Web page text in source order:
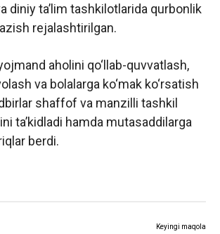
diniy taʼlim tashkilotlarida qurbonlik
rejalashtirilgan.
aholini qo‘llab-quvvatlash,
va bolalarga ko‘mak ko‘rsatish
shaffof va manzilli tashkil
taʼkidladi hamda mutasaddilarga
berdi.
Keyingi maqola